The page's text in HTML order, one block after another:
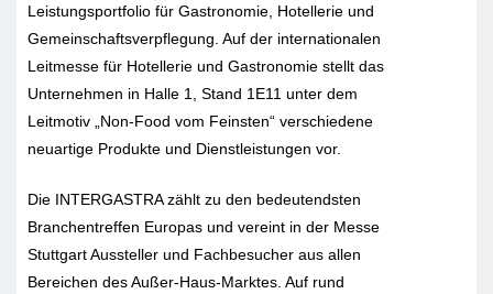
Leistungsportfolio für Gastronomie, Hotellerie und
Gemeinschaftsverpflegung. Auf der internationalen
Leitmesse für Hotellerie und Gastronomie stellt das
Unternehmen in Halle 1, Stand 1E11 unter dem
Leitmotiv „Non-Food vom Feinsten“ verschiedene
neuartige Produkte und Dienstleistungen vor.
Die INTERGASTRA zählt zu den bedeutendsten
Branchentreffen Europas und vereint in der Messe
Stuttgart Aussteller und Fachbesucher aus allen
Bereichen des Außer-Haus-Marktes. Auf rund